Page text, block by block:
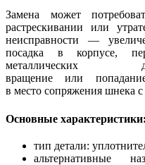
Замена может
растрескивании или
неисправности —
посадка в корпусе,
металлических
вращение или
в место сопряжения шнека
Основные характеристики:
тип детали:
альтернативные